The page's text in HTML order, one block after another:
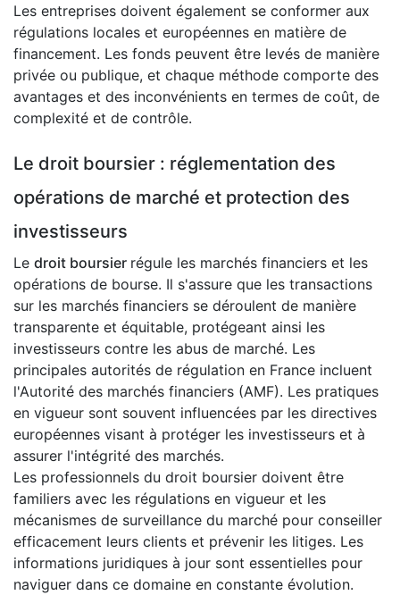
Les entreprises doivent également se conformer aux
régulations locales et européennes en matière de
financement. Les fonds peuvent être levés de manière
privée ou publique, et chaque méthode comporte des
avantages et des inconvénients en termes de coût, de
complexité et de contrôle.
Le droit boursier : réglementation des
opérations de marché et protection des
investisseurs
Le droit boursier régule les marchés financiers et les
opérations de bourse. Il s'assure que les transactions
sur les marchés financiers se déroulent de manière
transparente et équitable, protégeant ainsi les
investisseurs contre les abus de marché. Les
principales autorités de régulation en France incluent
l'Autorité des marchés financiers (AMF). Les pratiques
en vigueur sont souvent influencées par les directives
européennes visant à protéger les investisseurs et à
assurer l'intégrité des marchés.
Les professionnels du droit boursier doivent être
familiers avec les régulations en vigueur et les
mécanismes de surveillance du marché pour conseiller
efficacement leurs clients et prévenir les litiges. Les
informations juridiques à jour sont essentielles pour
naviguer dans ce domaine en constante évolution.